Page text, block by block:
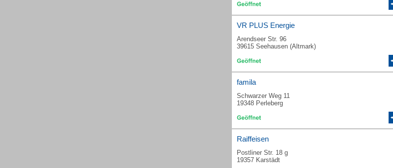
VR PLUS Energie
Arendseer Str. 96
39615 Seehausen (Altmark)
famila
Schwarzer Weg 11
19348 Perleberg
Raiffeisen
Postliner Str. 18 g
19357 Karstädt